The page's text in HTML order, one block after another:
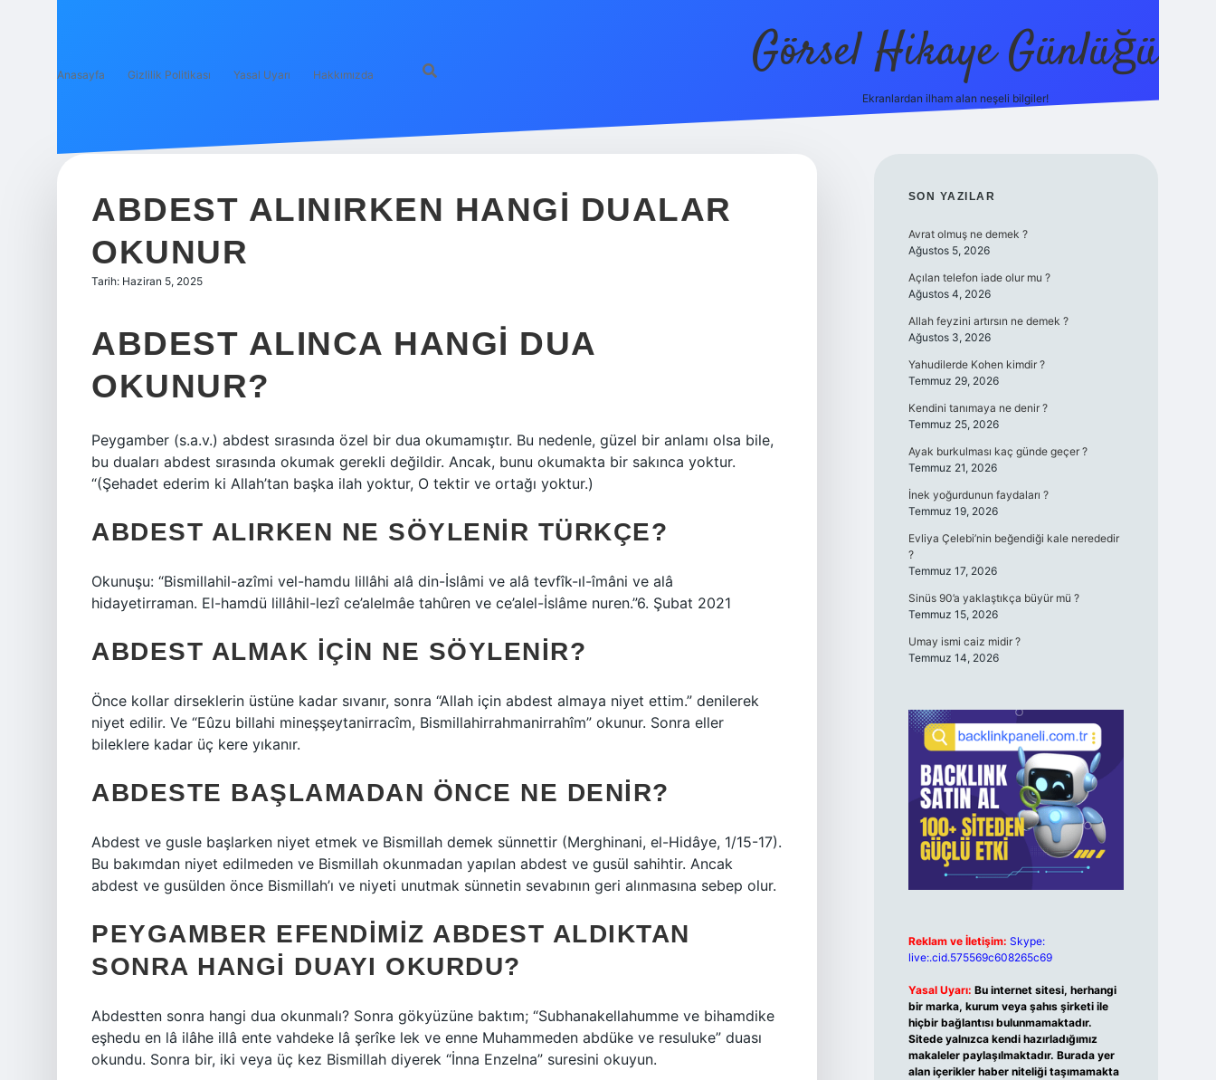
Anasayfa Gizlilik Politikası Yasal Uyarı Hakkımızda Görsel Hikaye Günlüğü
Ekranlardan ilham alan neşeli bilgiler!
ABDEST ALINIRKEN HANGI DUALAR
OKUNUR
Tarih: Haziran 5, 2025
ABDEST ALINCA HANGI DUA
OKUNUR?
Peygamber (s.a.v.) abdest sırasında özel bir dua okumamıştır. Bu nedenle, güzel bir anlamı olsa bile,
bu duaları abdest sırasında okumak gerekli değildir. Ancak, bunu okumakta bir sakınca yoktur.
“(Şehadet ederim ki Allah’tan başka ilah yoktur, O tektir ve ortağı yoktur.)
ABDEST ALIRKEN NE SÖYLENIR TÜRKÇE?
Okunuşu: “Bismillahil-azîmi vel-hamdu lillâhi alâ din-İslâmi ve alâ tevfîk-ıl-îmâni ve alâ
hidayetirraman. El-hamdü lillâhil-lezî ce’alelmâe tahûren ve ce’alel-İslâme nuren.”6. Şubat 2021
ABDEST ALMAK IÇIN NE SÖYLENIR?
Önce kollar dirseklerin üstüne kadar sıvanır, sonra “Allah için abdest almaya niyet ettim.” denilerek
niyet edilir. Ve “Eûzu billahi mineşşeytanirracîm, Bismillahirrahmanirrahîm” okunur. Sonra eller
bileklere kadar üç kere yıkanır.
ABDESTE BAŞLAMADAN ÖNCE NE DENIR?
Abdest ve gusle başlarken niyet etmek ve Bismillah demek sünnettir (Merghinani, el-Hidâye, 1/15-17).
Bu bakımdan niyet edilmeden ve Bismillah okunmadan yapılan abdest ve gusül sahihtir. Ancak
abdest ve gusülden önce Bismillah’ı ve niyeti unutmak sünnetin sevabının geri alınmasına sebep olur.
PEYGAMBER EFENDIMIZ ABDEST ALDIKTAN
SONRA HANGI DUAYI OKURDU?
Abdestten sonra hangi dua okunmalı? Sonra gökyüzüne baktım; “Subhanakellahumme ve bihamdike
eşhedu en lâ ilâhe illâ ente vahdeke lâ şerîke lek ve enne Muhammeden abdüke ve resuluke” duası
okundu. Sonra bir, iki veya üç kez Bismillah diyerek “İnna Enzelna” suresini okuyun.
SIDEBAR
SON YAZILAR
Avrat olmuş ne demek ?
Ağustos 5, 2026
Açılan telefon iade olur mu ?
Ağustos 4, 2026
Allah feyzini artırsın ne demek ?
Ağustos 3, 2026
Yahudilerde Kohen kimdir ?
Temmuz 29, 2026
Kendini tanımaya ne denir ?
Temmuz 25, 2026
Ayak burkulması kaç günde geçer ?
Temmuz 21, 2026
İnek yoğurdunun faydaları ?
Temmuz 19, 2026
Evliya Çelebi’nin beğendiği kale nerededir
?
Temmuz 17, 2026
Sinüs 90’a yaklaştıkça büyür mü ?
Temmuz 15, 2026
Umay ismi caiz midir ?
Temmuz 14, 2026
Reklam ve İletişim: Skype:
live:.cid.575569c608265c69
Yasal Uyarı: Bu internet sitesi, herhangi
bir marka, kurum veya şahıs şirketi ile
hiçbir bağlantısı bulunmamaktadır.
Sitede yalnızca kendi hazırladığımız
makaleler paylaşılmaktadır. Burada yer
alan içerikler haber niteliği taşımamakta